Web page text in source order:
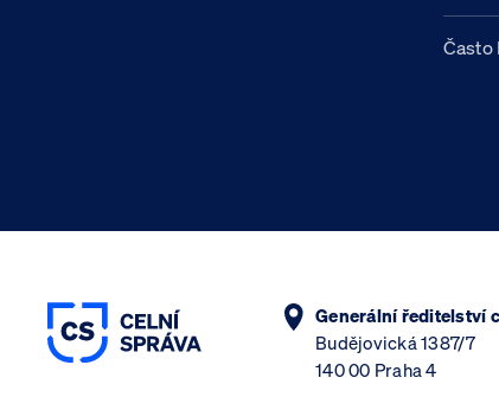
Často
Generální ředitelství
Budějovická 1387/7
140 00 Praha 4